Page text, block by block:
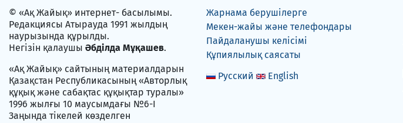
© «Ақ Жайық» интернет- басылымы.
Редакциясы Атырауда 1991 жылдың
наурызында құрылды.
Негізін қалаушы Әбділда Мұқашев.
«Ақ Жайық» сайтының материалдарын
Қазақстан Республикасының «Авторлық
құқық және сабақтас құқықтар туралы»
1996 жылғы 10 маусымдағы №6-I
Заңында тікелей көзделген
Жарнама берушілерге
Мекен-жайы және телефондары
Пайдаланушы келісімі
Құпиялылық саясаты
Русский
English